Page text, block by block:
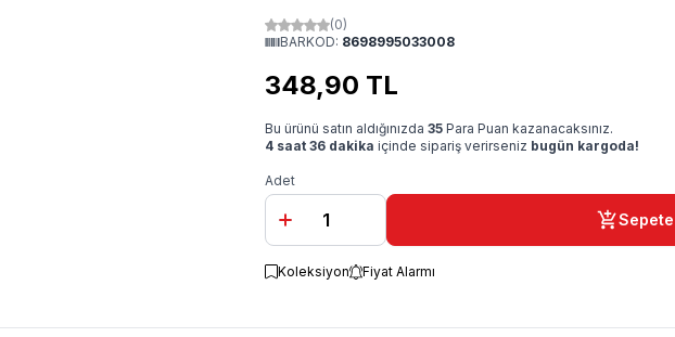
(0)
BARKOD: 8698995033008
348,90 TL
Bu ürünü satın aldığınızda 35 Para Puan kazanacaksınız.
4 saat 36 dakika içinde sipariş verirseniz bugün kargoda!
Adet
Koleksiyon Fiyat Alarmı